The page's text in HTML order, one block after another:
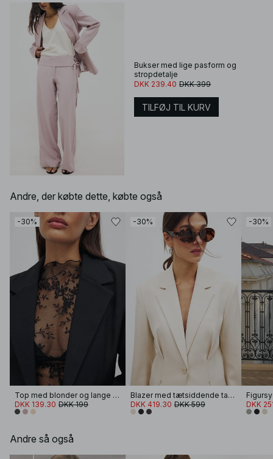
Bukser med lige pasform og
stropdetalje
DKK 239.40 DKK 399
TILFØJ TIL KURV
Andre, der købte dette, købte også
-30%
Top med blonder og lange ærmer
DKK 139.30 DKK 199
-30%
Blazer med tætsiddende talje
DKK 419.30 DKK 599
-30%
DKK
Andre så også